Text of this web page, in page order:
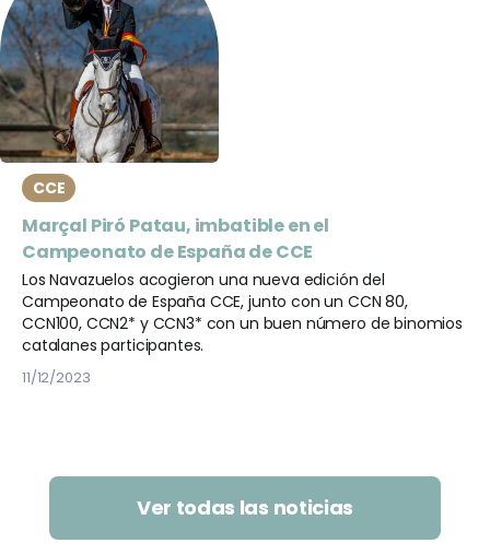
CCE
Marçal Piró Patau, imbatible en el
Campeonato de España de CCE
Los Navazuelos acogieron una nueva edición del
Campeonato de España CCE, junto con un CCN 80,
CCN100, CCN2* y CCN3* con un buen número de binomios
catalanes participantes.
11/12/2023
Ver todas las noticias